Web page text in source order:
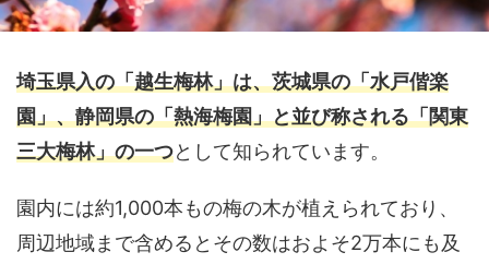
埼玉県入の「越生梅林」は、茨城県の「水戸偕楽
園」、静岡県の「熱海梅園」と並び称される「関東
三大梅林」の一つとして知られています。
園内には約1,000本もの梅の木が植えられており、
周辺地域まで含めるとその数はおよそ2万本にも及